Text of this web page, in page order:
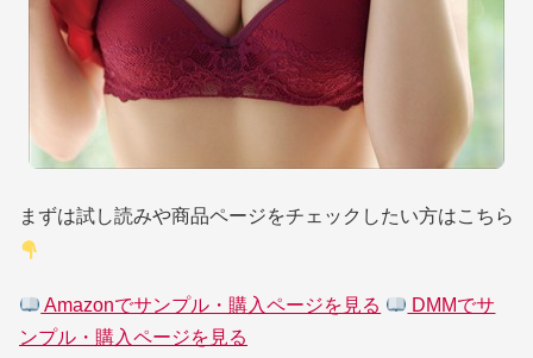
まずは試し読みや商品ページをチェックしたい方はこちら
Amazonでサンプル・購入ページを見る
DMMでサ
ンプル・購入ページを見る